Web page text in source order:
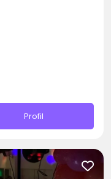
Profil